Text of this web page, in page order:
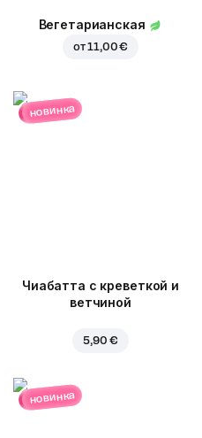
Вегетарианская
от11,00 €
новинка
Чиабатта с креветкой и
ветчиной
5,90 €
новинка